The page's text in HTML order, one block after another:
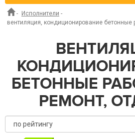
- Исполнители -
вентиляция, кондиционирование бетонные
БЕТОННЫЕ
РЕМОНТ,